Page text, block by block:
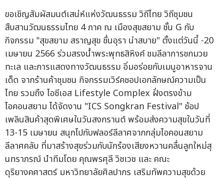
ขอเชิญสัมผัสมนต์เสน่ห์แห่งวัฒนธรรม วิถีไทย วิถีชุมชน
สืบสานวัฒนธรรมไทย 4 ภาค ณ เมืองสุขสยาม ชั้น G กับ
กิจกรรม "สุขสยาม สราญสุข ชื่นอุรา น่าสบาย" ตั้งแต่วันนี้ -20
เมษายน 2566 ร่วมสรงน้ำพระพุทธสิหิงค์ ชมลีลาการชกมวย
ทะเล และการแสดงทางวัฒนธรรม อิ่มอร่อยกับเมนูอาหารจาน
เด็ด จากร้านค้าชุมชน กิจกรรมเวิร์คชอปเอกลักษณ์ความเป็น
ไทย รวมถึง ไอซีเอส Lifestyle Complex ฝั่งตรงข้าม
ไอคอนสยาม ได้จัดงาน "ICS Songkran Festival" ช้อป
เพลินสินค้าสุดพิเศษในวันสงกรานต์ พร้อมส่งความสุขในวันที่
13-15 เมษายน สนุกไปกับฟลอร์ลีลาศจากกลุ่มไอคอนสยาม
ลีลาศคลับ ที่มาสร้างสุขร่วมกับนักร้องเสียงหวานคลื่นลูกใหม่สุ
นทราภรณ์ นำทีมโดย คุณพรศุลี วิชเวช และ คณะ
ดุริยางคศาสตร์ มหาวิทยาลัยศิลปากร เสริมทัพความสุขด้วย